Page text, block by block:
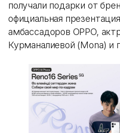
получали подарки от
официальная
амбассадоров OPPO,
Курманалиевой (Mona) и